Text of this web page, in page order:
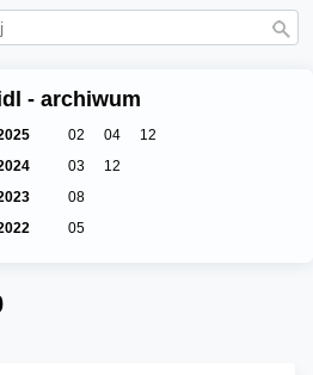
- archiwum
02 04
12
03
12
08
05